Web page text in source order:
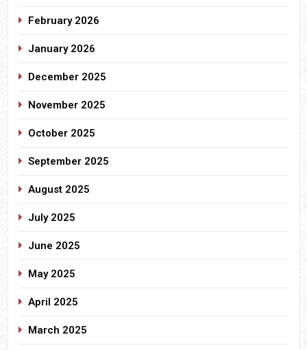
February 2026
January 2026
December 2025
November 2025
October 2025
September 2025
August 2025
July 2025
June 2025
May 2025
April 2025
March 2025